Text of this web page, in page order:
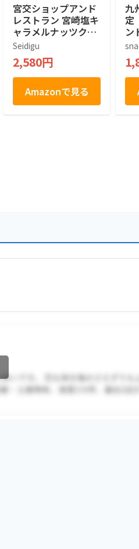
宮交ショップアンド
レストラン 宮崎塩キ
ャラメルナッツクッ
キー 24枚入 日向ほ
がや 満潮の塩 お土
産
Seidigu
2,580円
Amazonで見る
九
定
ン
宮
ド